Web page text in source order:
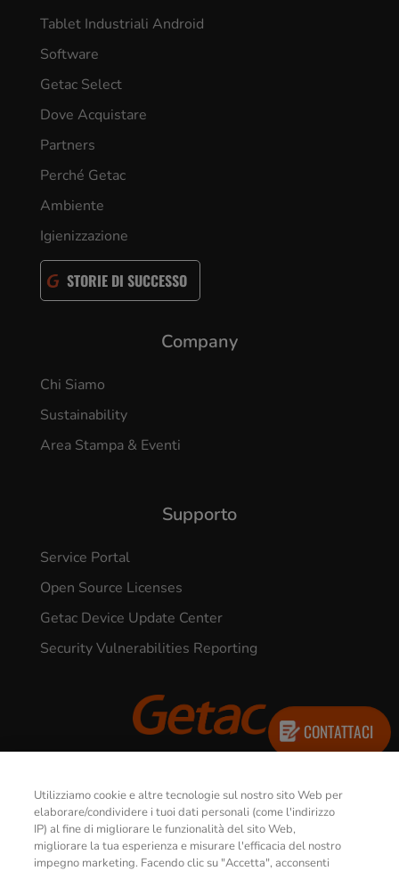
Tablet Industriali Android
Software
Getac Select
Dove Acquistare
Partners
Perché Getac
Ambiente
Igienizzazione
STORIE DI SUCCESSO
Company
Chi Siamo
Sustainability
Area Stampa & Eventi
Supporto
Service Portal
Open Source Licenses
Getac Device Update Center
Security Vulnerabilities Reporting
Informativa sulla PrivacyTermini d’uso
Policy Sui Cookie
CONTATTACI
Utilizziamo cookie e altre tecnologie sul nostro sito Web per
elaborare/condividere i tuoi dati personali (come l'indirizzo
IP) al fine di migliorare le funzionalità del sito Web,
migliorare la tua esperienza e misurare l'efficacia del nostro
impegno marketing. Facendo clic su "Accetta", acconsenti